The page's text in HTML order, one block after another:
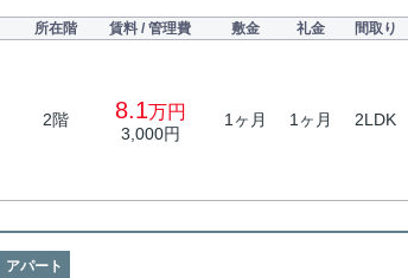
所在階 賃料 / 管理費 敷金 礼金 間取り
2階 8.1万円
3,000円
1ヶ月 1ヶ月 2LDK
アパート